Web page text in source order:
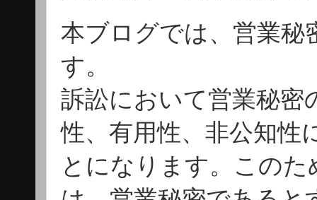
本ブログでは、営業秘
す。
訴訟において営業秘密
性、有用性、非公知性
とになります。この